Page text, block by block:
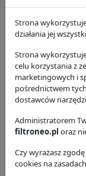
Filtr
P172463
Donaldson
179.12 zł
Strona
działania jej
Strona
celu korzystania z
marketingowych i
pośrednictwem
dostawców
Administratorem
filtroneo.pl oraz
Czy wyrażasz
cookies na